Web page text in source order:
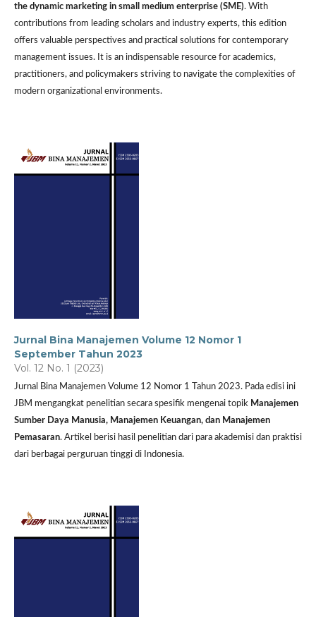
the dynamic marketing in small medium enterprise(SME). With
contributions from leading scholars and industry experts, this edition
offers valuable perspectives and practical solutions for contemporary
management issues. It is an indispensable resource for academics,
practitioners, and policymakers striving to navigate the complexities of
modern organizational environments.
Jurnal Bina Manajemen Volume 12 Nomor 1
September Tahun 2023
Vol. 12 No. 1 (2023)
Jurnal Bina Manajemen Volume 12 Nomor 1 Tahun 2023. Pada edisi ini
JBM mengangkat penelitian secara spesifik mengenai topik Manajemen
Sumber Daya Manusia, Manajemen Keuangan, dan Manajemen
Pemasaran. Artikel berisi hasil penelitian dari para akademisi dan praktisi
dari berbagai perguruan tinggi di Indonesia.